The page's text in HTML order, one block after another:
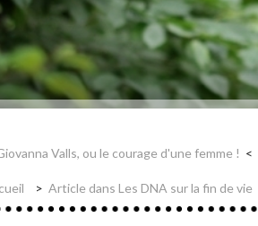
Valls, ou le courage d'une femme !
Article dans Les DNA sur la fin de vie